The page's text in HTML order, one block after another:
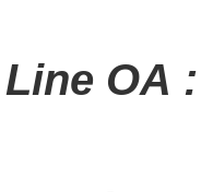
Line OA :